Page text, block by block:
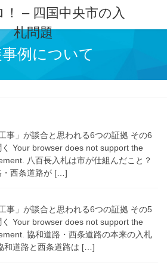
例について
事」が談合と思われる6つの証拠 その6
く Your browser does not support the
八百長入札は市が仕組んだこと？
・西条道路が […]
事」が談合と思われる6つの証拠 その5
く Your browser does not support the
協和道路・西条道路の本来の入札
和道路と西条道路は […]